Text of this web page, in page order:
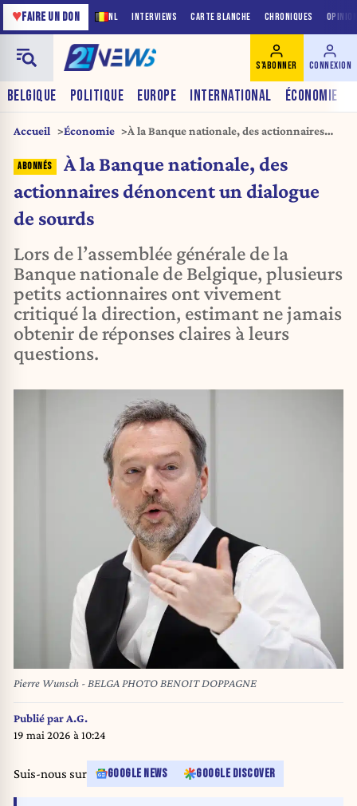
NL INTERVIEWS CARTE BLANCHE CHRONIQUES
♥FAIRE UN DON
BELGIQUE POLITIQUE EUROPE INTERNATIONAL ÉCONOMIE
S'ABONNER CONNEXION
Accueil Économie
À la Banque nationale, des actionnaires
À la Banque nationale, des
actionnaires dénoncent un dialogue
de sourds
Lors de l’assemblée générale de la
Banque nationale de Belgique, plusieurs
petits actionnaires ont vivement
critiqué la direction, estimant ne jamais
obtenir de réponses claires à leurs
questions.
Pierre Wunsch - BELGA PHOTO BENOIT DOPPAGNE
Publié par A.G.
19 mai 2026 à 10:24
Suis-nous sur GOOGLE NEWS GOOGLE DISCOVER